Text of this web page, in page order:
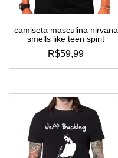
camiseta masculina nirvana
smells like teen spirit
R$59,99
este
tem
várias
variantes.
as
opções
podem